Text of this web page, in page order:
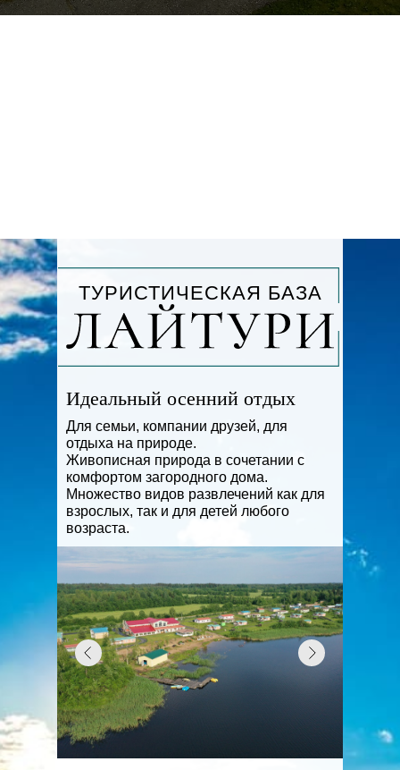
ТУРИСТИЧЕСКАЯ БАЗА
Для семьи, компании друзей, для
отдыха на природе.
Живописная природа в сочетании с
комфортом загородного дома.
Множество видов развлечений как для
взрослых, так и для детей любого
возраста.
Идеальный осенний отдых